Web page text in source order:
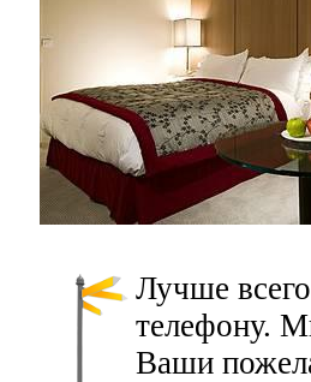
Лучше
телефону.
Ваши